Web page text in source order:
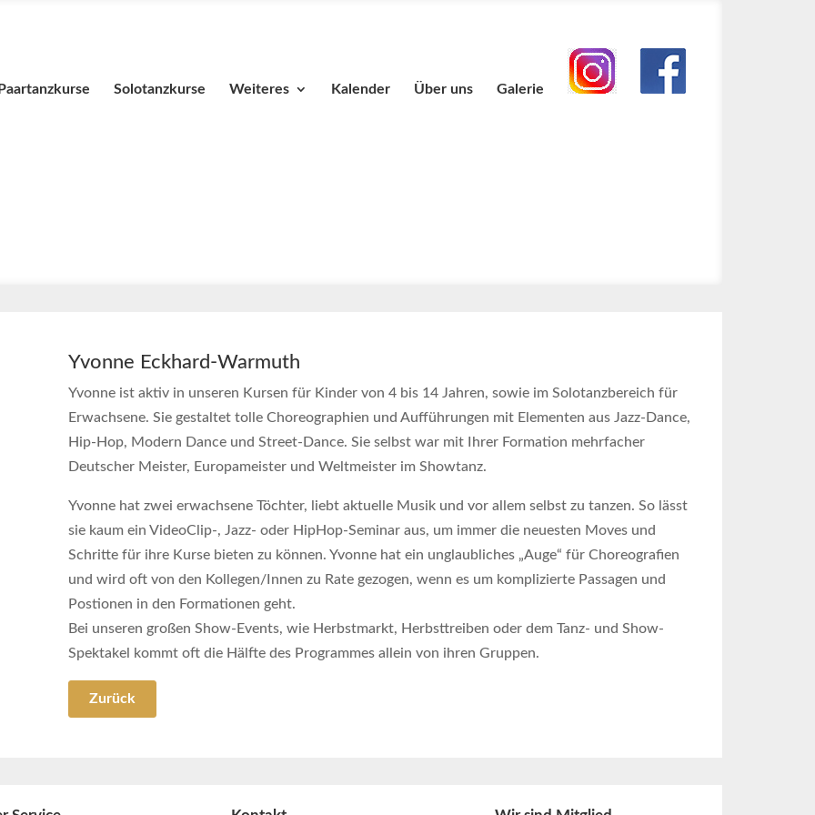
Solotanzkurse Weiteres Kalender Über uns Galerie
Yvonne Eckhard-Warmuth
Yvonne ist aktiv in unseren Kursen für Kinder von 4 bis 14 Jahren, sowie im Solotanzbereich für
Erwachsene. Sie gestaltet tolle Choreographien und Aufführungen mit Elementen aus Jazz-Dance,
Hip-Hop, Modern Dance und Street-Dance. Sie selbst war mit Ihrer Formation mehrfacher
Deutscher Meister, Europameister und Weltmeister im Showtanz.
Yvonne hat zwei erwachsene Töchter, liebt aktuelle Musik und vor allem selbst zu tanzen. So lässt
sie kaum ein VideoClip-, Jazz- oder HipHop-Seminar aus, um immer die neuesten Moves und
Schritte für ihre Kurse bieten zu können. Yvonne hat ein unglaubliches „Auge“ für Choreografien
und wird oft von den Kollegen/Innen zu Rate gezogen, wenn es um komplizierte Passagen und
Postionen in den Formationen geht.
Bei unseren großen Show-Events, wie Herbstmarkt, Herbsttreiben oder dem Tanz- und Show-
Spektakel kommt oft die Hälfte des Programmes allein von ihren Gruppen.
Zurück